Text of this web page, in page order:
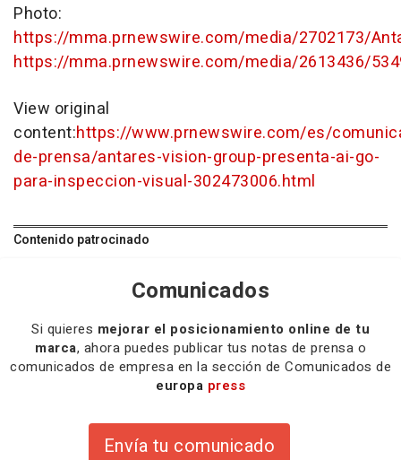
Photo:
https://mma.prnewswire.com/media/2702173/
https://mma.prnewswire.com/media/2613436/
View original
content:https://www.prnewswire.com/es/
de-prensa/antares-vision-group-presenta-ai-go-
para-inspeccion-visual-302473006.html
Contenido patrocinado
Comunicados
Si quieres mejorar el posicionamiento online de tu
marca, ahora puedes publicar tus notas de prensa o
comunicados de empresa en la sección de Comunicados de
europa press
Envía tu comunicado